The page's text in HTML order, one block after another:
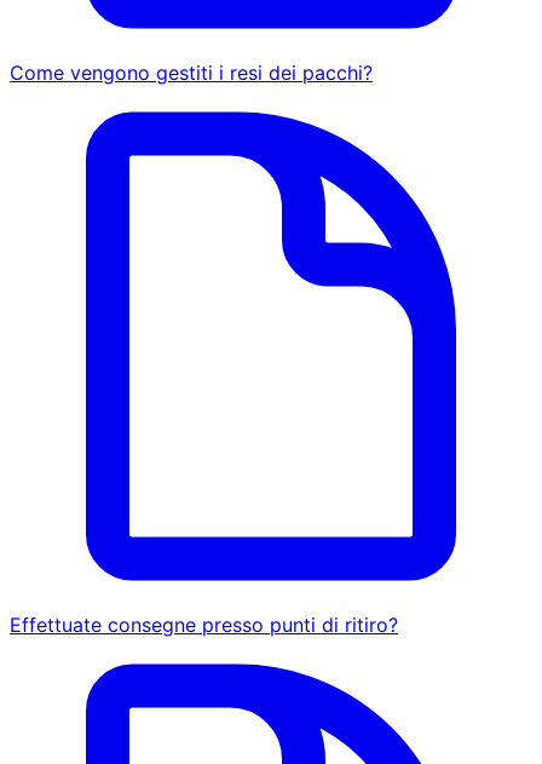
Come vengono gestiti i resi dei pacchi?
Effettuate consegne presso punti di ritiro?